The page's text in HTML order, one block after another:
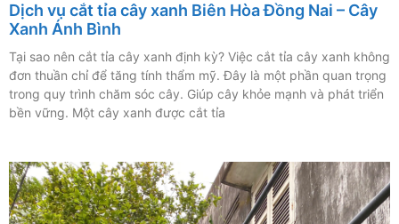
Dịch vụ cắt tỉa cây xanh Biên Hòa Đồng Nai – Cây
Xanh Ánh Bình
Tại sao nên cắt tỉa cây xanh định kỳ? Việc cắt tỉa cây xanh không
đơn thuần chỉ để tăng tính thẩm mỹ. Đây là một phần quan trọng
trong quy trình chăm sóc cây. Giúp cây khỏe mạnh và phát triển
bền vững. Một cây xanh được cắt tỉa